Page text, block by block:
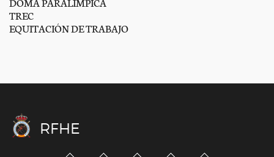
TREC
EQUITACIÓN DE TRABAJO
RFHE